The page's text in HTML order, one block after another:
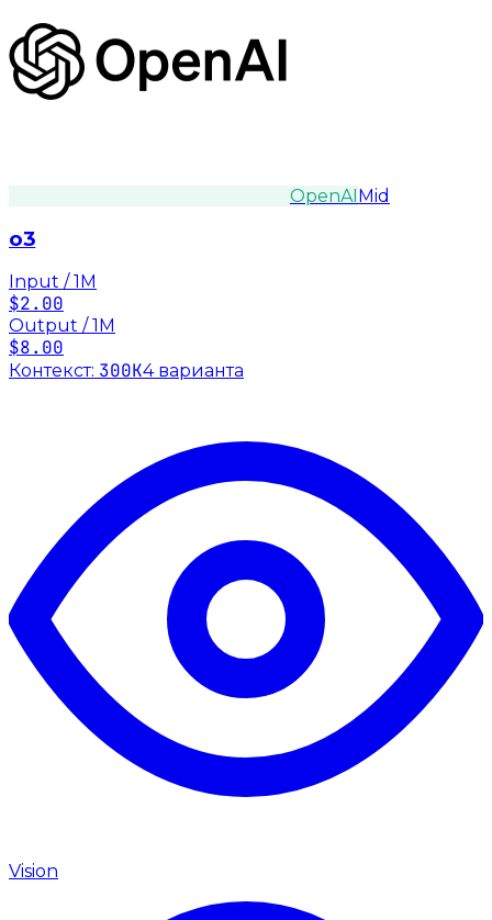
OpenAIMid
o3
Input / 1M
$2.00
Output / 1M
$8.00
Контекст: 300K4варианта
Vision